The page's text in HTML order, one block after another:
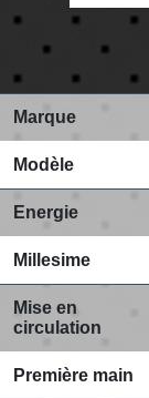
Marque
Modèle
Energie
Millesime
Mise en
circulation
Première main